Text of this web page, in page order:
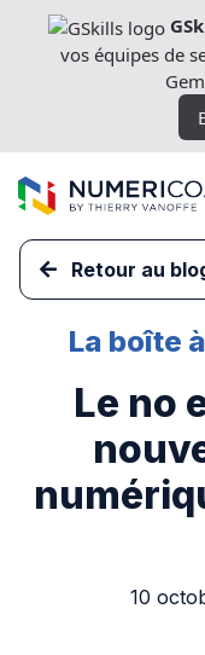
directement
Expertises
Licences
Retour au
La boîte
Le no
10
vos équipes de